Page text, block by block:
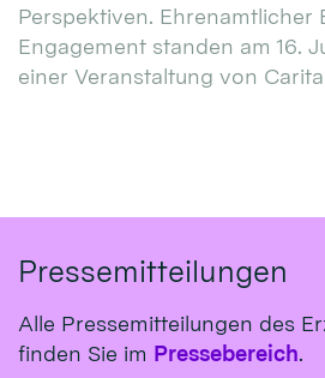
Perspektiven. Ehrenamtlicher
Engagement standen am 16.
einer Veranstaltung von
Pressemitteilungen
Alle Pressemitteilungen des
finden Sie im Pressebereich.